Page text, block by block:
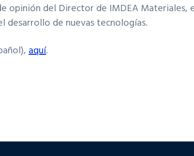
opinión del Director de IMDEA Materiales,
desarrollo de nuevas tecnologías.
aquí.